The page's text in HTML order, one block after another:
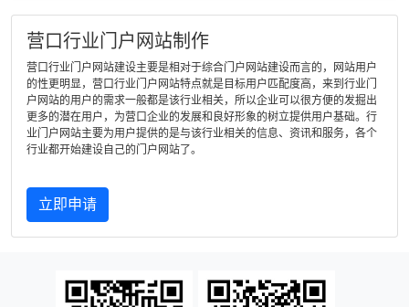
营口行业门户网站制作
营口行业门户网站建设主要是相对于综合门户网站建设而言的，网站用户
的性更明显，营口行业门户网站特点就是目标用户匹配度高，来到行业门
户网站的用户的需求一般都是该行业相关，所以企业可以很方便的发掘出
更多的潜在用户，为营口企业的发展和良好形象的树立提供用户基础。行
业门户网站主要为用户提供的是与该行业相关的信息、资讯和服务，各个
行业都开始建设自己的门户网站了。
立即申请